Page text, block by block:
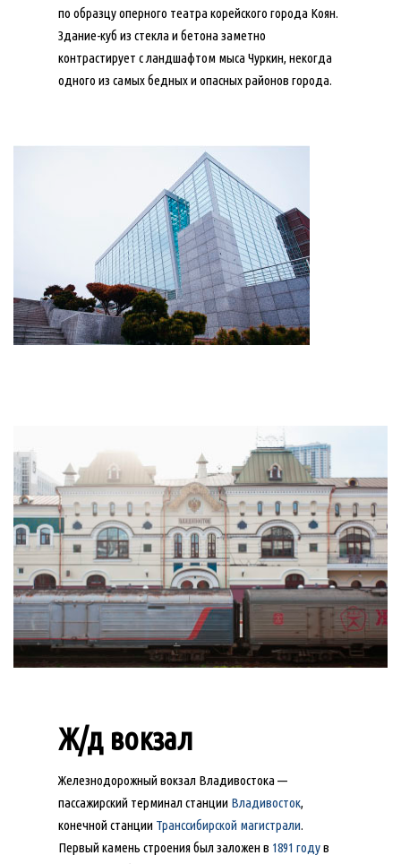
по образцу оперного театра корейского города Коян.
Здание-куб из стекла и бетона заметно
контрастирует с ландшафтом мыса Чуркин, некогда
одного из самых бедных и опасных районов города.
Ж/д вокзал
Железнодорожный вокзал Владивостока —
пассажирский терминал станции Владивосток,
конечной станции Транссибирской магистрали.
Первый камень строения был заложен в 1891 годув